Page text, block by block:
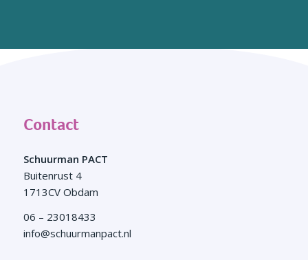
Contact
Schuurman PACT
Buitenrust 4
1713CV Obdam
06 – 23018433
info@schuurmanpact.nl